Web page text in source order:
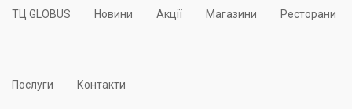
ТЦ GLOBUS Новини Акції Магазини Ресторани
Послуги Контакти